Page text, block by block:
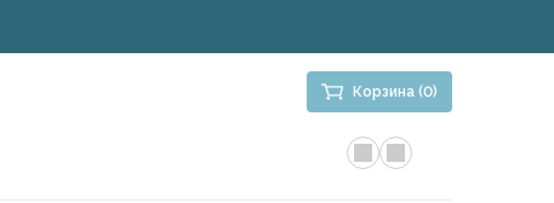
Корзина (0)